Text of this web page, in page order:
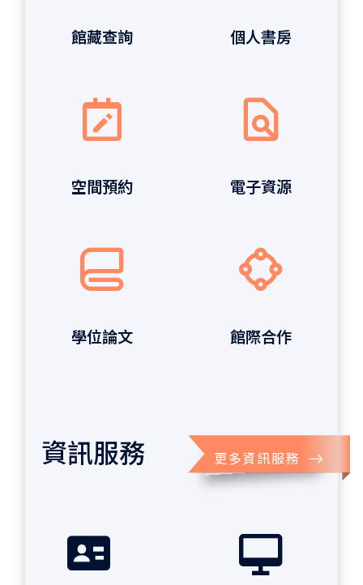
館藏查詢 個人書房
空間預約 電子資源
學位論文 館際合作
資訊服務 更多資訊服務